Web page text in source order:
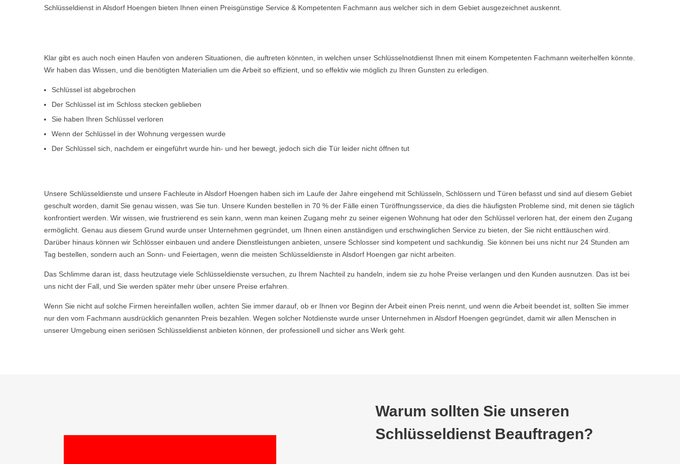
Schlüsseldienst in Alsdorf Hoengen bieten Ihnen einen Preisgünstige Service & Kompetenten Fachmann aus welcher sich in dem Gebiet ausgezeichnet auskennt.
Klar gibt es auch noch einen Haufen von anderen Situationen, die auftreten könnten, in welchen unser Schlüsselnotdienst Ihnen mit einem Kompetenten Fachmann weiterhelfen könnte.
Wir haben das Wissen, und die benötigten Materialien um die Arbeit so effizient, und so effektiv wie möglich zu Ihren Gunsten zu erledigen.
Schlüssel ist abgebrochen
Der Schlüssel ist im Schloss stecken geblieben
Sie haben Ihren Schlüssel verloren
Wenn der Schlüssel in der Wohnung vergessen wurde
Der Schlüssel sich, nachdem er eingeführt wurde hin- und her bewegt, jedoch sich die Tür leider nicht öffnen tut
Unsere Schlüsseldienste und unsere Fachleute in Alsdorf Hoengen haben sich im Laufe der Jahre eingehend mit Schlüsseln, Schlössern und Türen befasst und sind auf diesem Gebiet
geschult worden, damit Sie genau wissen, was Sie tun. Unsere Kunden bestellen in 70 % der Fälle einen Türöffnungsservice, da dies die häufigsten Probleme sind, mit denen sie täglich
konfrontiert werden. Wir wissen, wie frustrierend es sein kann, wenn man keinen Zugang mehr zu seiner eigenen Wohnung hat oder den Schlüssel verloren hat, der einem den Zugang
ermöglicht. Genau aus diesem Grund wurde unser Unternehmen gegründet, um Ihnen einen anständigen und erschwinglichen Service zu bieten, der Sie nicht enttäuschen wird.
Darüber hinaus können wir Schlösser einbauen und andere Dienstleistungen anbieten, unsere Schlosser sind kompetent und sachkundig. Sie können bei uns nicht nur 24 Stunden am
Tag bestellen, sondern auch an Sonn- und Feiertagen, wenn die meisten Schlüsseldienste in Alsdorf Hoengen gar nicht arbeiten.
Das Schlimme daran ist, dass heutzutage viele Schlüsseldienste versuchen, zu Ihrem Nachteil zu handeln, indem sie zu hohe Preise verlangen und den Kunden ausnutzen. Das ist bei
uns nicht der Fall, und Sie werden später mehr über unsere Preise erfahren.
Wenn Sie nicht auf solche Firmen hereinfallen wollen, achten Sie immer darauf, ob er Ihnen vor Beginn der Arbeit einen Preis nennt, und wenn die Arbeit beendet ist, sollten Sie immer
nur den vom Fachmann ausdrücklich genannten Preis bezahlen. Wegen solcher Notdienste wurde unser Unternehmen in Alsdorf Hoengen gegründet, damit wir allen Menschen in
unserer Umgebung einen seriösen Schlüsseldienst anbieten können, der professionell und sicher ans Werk geht.
Warum sollten Sie unseren
Schlüsseldienst Beauftragen?